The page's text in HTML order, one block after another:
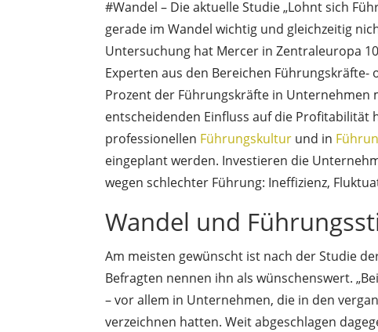
#Wandel – Die aktuelle Studie „Lohnt sich
gerade im Wandel wichtig und gleichzeitig
Untersuchung hat Mercer in Zentraleuropa
Experten aus den Bereichen
Prozent der Führungskräfte in Unternehmen
entscheidenden Einfluss auf die Profitabilität
professionellen Führungskultur und in
eingeplant werden. Investieren die
wegen schlechter Führung: Ineffizienz,
Wandel und
Am meisten gewünscht ist nach der Studie
Befragten nennen ihn als wünschenswert.
– vor allem in Unternehmen, die in den
verzeichnen hatten. Weit abgeschlagen